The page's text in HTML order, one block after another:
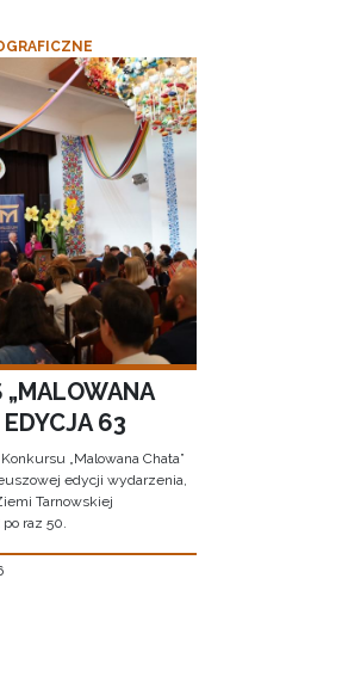
„MALOWANA
63
„Malowana Chata”
edycji wydarzenia,
Tarnowskiej
raz 50.